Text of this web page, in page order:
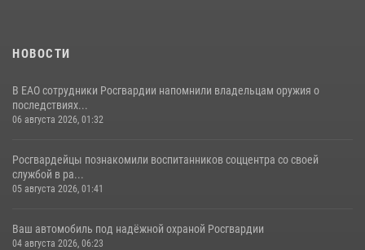
НОВОСТИ
В ЕАО сотрудники Росгвардии напомнили владельцам оружия о
последствиях...
06 августа 2026, 01:32
Росгвардейцы познакомили воспитанников соццентра со своей
службой в ра...
05 августа 2026, 01:41
Ваш автомобиль под надёжной охраной Росгвардии
04 августа 2026, 06:23